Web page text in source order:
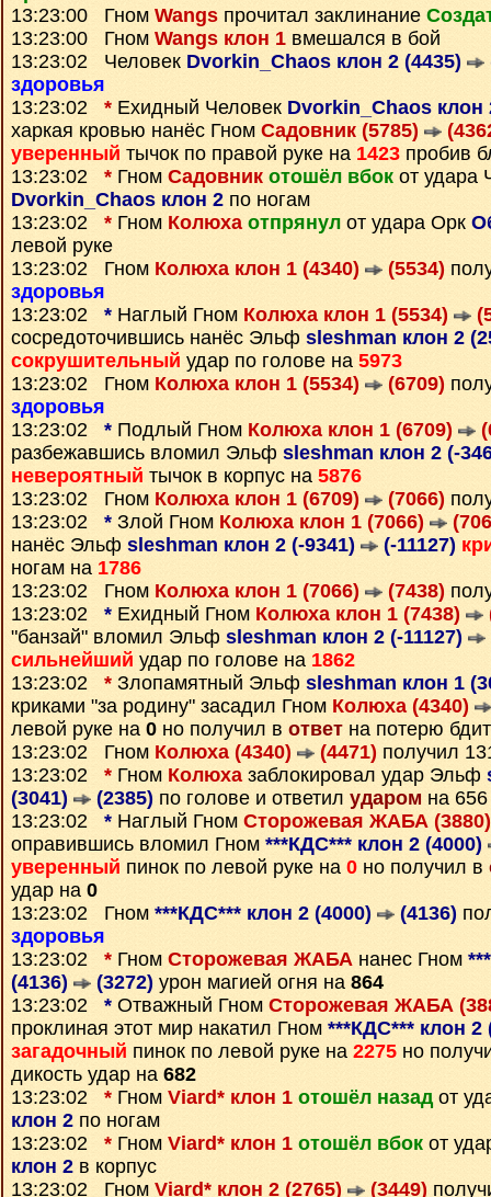
13:23:00 Гном Wangs прочитал заклинание
13:23:00 Гном Wangs клон 1 вмешался в бой
13:23:02 Человек Dvorkin_Chaos клон 2 (4435)
здоровья
13:23:02 * Ехидный Человек Dvorkin_Chaos клон
харкая кровью нанёс Гном Садовник (5785)
уверенный тычок по правой руке на 1423 пробив
13:23:02 * Гном Садовник отошёл вбок от удара
Dvorkin_Chaos клон 2 по ногам
13:23:02 * Гном Колюха отпрянул от удара Орк
левой руке
13:23:02 Гном Колюха клон 1 (4340) (5534)
здоровья
13:23:02 * Наглый Гном Колюха клон 1 (5534)
сосредоточившись нанёс Эльф sleshman клон 2
сокрушительный удар по голове на 5973
13:23:02 Гном Колюха клон 1 (5534) (6709)
здоровья
13:23:02 * Подлый Гном Колюха клон 1 (6709)
разбежавшись вломил Эльф sleshman клон 2 (-
невероятный тычок в корпус на 5876
13:23:02 Гном Колюха клон 1 (6709) (7066)
13:23:02 * Злой Гном Колюха клон 1 (7066)
нанёс Эльф sleshman клон 2 (-9341) (-11127)
ногам на 1786
13:23:02 Гном Колюха клон 1 (7066) (7438)
13:23:02 * Ехидный Гном Колюха клон 1 (7438)
"банзай" вломил Эльф sleshman клон 2 (-11127)
сильнейший удар по голове на 1862
13:23:02 * Злопамятный Эльф sleshman клон 1
криками "за родину" засадил Гном Колюха (4340)
левой руке на 0 но получил в ответ на потерю
13:23:02 Гном Колюха (4340) (4471) получил
13:23:02 * Гном Колюхазаблокировал удар Эльф
(3041)
(2385) по голове и ответил ударом на 656
13:23:02 * Наглый Гном Сторожевая ЖАБА
оправившись вломил Гном ***КДС*** клон 2 (4000)
уверенный пинок по левой руке на 0 но получил в
удар на 0
13:23:02 Гном ***КДС*** клон 2 (4000) (4136)
здоровья
13:23:02 * Гном Сторожевая ЖАБА нанес Гном
(4136)
(3272) урон магией огня на 864
13:23:02 * Отважный Гном Сторожевая ЖАБА
проклиная этот мир накатил Гном ***КДС*** клон 2
загадочный пинок по левой руке на 2275 но
дикость удар на 682
13:23:02 * Гном Viard* клон 1 отошёл назадот
клон 2 по ногам
13:23:02 * Гном Viard* клон 1 отошёл вбок от
клон 2 в корпус
13:23:02 Гном Viard* клон 2 (2765) (3449)